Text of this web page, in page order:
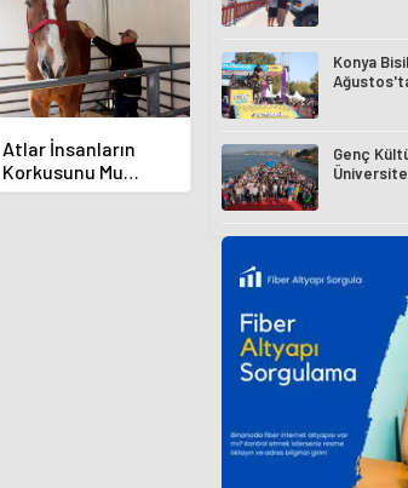
Atlar İnsanların
Korkusunu Mu
Hissediyor? Yeni
Konya
Genç
Üniversite